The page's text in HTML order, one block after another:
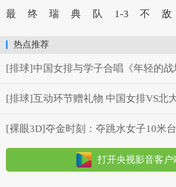
最终瑞典队1-3不
热点推荐
[排球]中国女排与学子合唱《年轻的战
[排球]互动环节赠礼物 中国女排VS北
[裸眼3D]夺金时刻：夺跳水女子10米
打开央视影音客户